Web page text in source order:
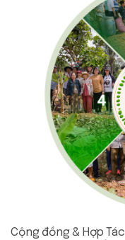
Cộng đồng & Hợp Tác